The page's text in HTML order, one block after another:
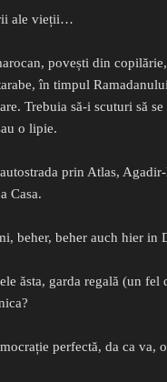
ale vieții…
povești din
în timpul
Trebuia să-i scuturi să se
o lipie.
prin Atlas,
Casa.
beher, beher auch hier in
ăsta, garda regală (un fel
perfectă, da ca va,